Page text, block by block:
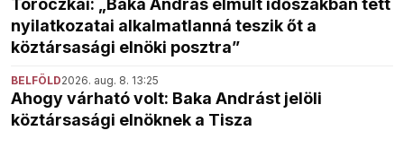
Toroczkai: „Baka András elmúlt időszakban tett
nyilatkozatai alkalmatlanná teszik őt a
köztársasági elnöki posztra”
BELFÖLD2026. aug. 8. 13:25
Ahogy várható volt: Baka Andrást jelöli
köztársasági elnöknek a Tisza